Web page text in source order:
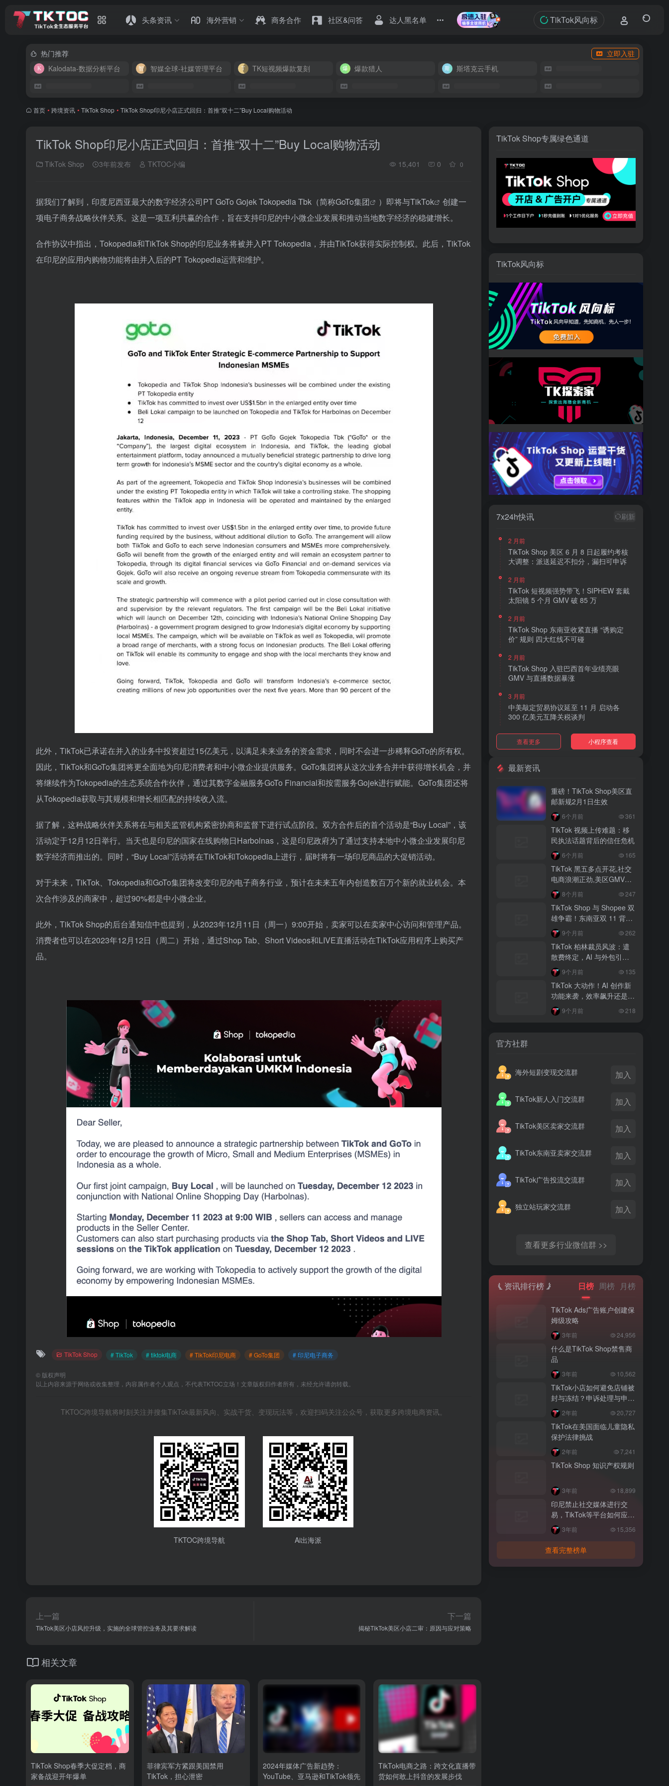
头条资讯 海外营销 商务合作 社区&问答 达人黑名单 TikTok风向标
热门推荐
立即入驻
Kalodata-数据分析平台
智媒全球-社媒管理平台 TK短视频爆款复刻 爆款猎人 斯塔克云手机
首页 • 跨境资讯 • TikTok Shop • TikTok Shop印尼小店正式回归：首推“双十二”Buy Local购物活动
TikTok Shop印尼小店正式回归：首推“双十二”Buy Local购物活动
TikTok Shop 3年前发布 TKTOC小编 15,401 0 0
据我们了解到，印度尼西亚最大的数字经济公司PT GoTo Gojek Tokopedia Tbk（简称GoTo集团 ）即将与TikTok
创建一
项电子商务战略伙伴关系。这是一项互利共赢的合作，旨在支持印尼的中小微企业发展和推动当地数字经济的稳健增长。
合作协议中指出，Tokopedia和TikTok Shop的印尼业务将被并入PT Tokopedia，并由TikTok获得实际控制权。此后，TikTok
在印尼的应用内购物功能将由并入后的PT Tokopedia运营和维护。
此外，TikTok已承诺在并入的业务中投资超过15亿美元，以满足未来业务的资金需求，同时不会进一步稀释GoTo的所有权。
因此，TikTok和GoTo集团将更全面地为印尼消费者和中小微企业提供服务。GoTo集团将从这次业务合并中获得增长机会，并
将继续作为Tokopedia的生态系统合作伙伴，通过其数字金融服务GoTo Financial和按需服务Gojek进行赋能。GoTo集团还将
从Tokopedia获取与其规模和增长相匹配的持续收入流。
据了解，这种战略伙伴关系将在与相关监管机构紧密协商和监督下进行试点阶段。双方合作后的首个活动是“Buy Local”，该
活动定于12月12日举行。当天也是印尼的国家在线购物日Harbolnas，这是印尼政府为了通过支持本地中小微企业发展印尼
数字经济而推出的。同时，“Buy Local”活动将在TikTok和Tokopedia上进行，届时将有一场印尼商品的大促销活动。
对于未来，TikTok、Tokopedia和GoTo集团将改变印尼的电子商务行业，预计在未来五年内创造数百万个新的就业机会。本
次合作涉及的商家中，超过90%都是中小微企业。
此外，TikTok Shop的后台通知信中也提到，从2023年12月11日（周一）9:00开始，卖家可以在卖家中心访问和管理产品。
消费者也可以在2023年12月12日（周二）开始，通过Shop Tab、Short Videos和LIVE直播活动在TikTok应用程序上购买产
品。
TikTok Shop # TikTok # tiktok电商 # TikTok印尼电商 # GoTo集团 # 印尼电子商务
© 版权声明
以上内容来源于网络或收集整理，内容属作者个人观点，不代表TKTOC立场！文章版权归作者所有，未经允许请勿转载。
TKTOC跨境导航将时刻关注并搜集TikTok最新风向、实战干货、变现玩法等，欢迎扫码关注公众号，获取更多跨境电商资讯。
TKTOC跨境导航 Ai出海派
上一篇
TikTok美区小店风控升级，实施的全球管控业务及其要求解读
下一篇
揭秘TikTok美区小店二审：原因与应对策略
相关文章
TikTok Shop春季大促定档，商
家备战迎开年爆单
菲律宾军方紧跟美国禁用
TikTok，担心泄密
2024年媒体广告新趋势：
YouTube、亚马逊和TikTok领先
TikTok电商之路：跨文化直播带
货如何敢上抖音的发展步伐
TikTok Shop专属绿色通道
TikTok风向标
7x24h快讯 刷新
2 月前
TikTok Shop 美区 6 月 8 日起履约考核
大调整：派送延迟不扣分，漏扫可申诉
2 月前
TikTok 短视频强势带飞！SIPHEW 套戴
太阳镜 5 个月 GMV 破 85 万
2 月前
TikTok Shop 东南亚收紧直播 “诱购定
价” 规则 四大红线不可碰
2 月前
TikTok Shop 入驻巴西首年业绩亮眼
GMV 与直播数据暴涨
3 月前
中美敲定贸易协议延至 11 月 启动各
300 亿美元互降关税谈判
3 月前
TikTok Shop 上线 “三日达” 标签 履约
3 月前
AI 购物代理化趋势明显 30% 美国消费
者接受 AI 代下单
3 月前
TikTok Shop 爱尔兰全面开放入驻 本土
品牌可零门槛开店
音乐节降噪耳塞风靡欧美 DTC 品牌单日
营收突破 200 万元
越南监管出手核查Shopee、TikTok
Shop涨价行为，佣金调整遭调查
TikTok Shop 印尼推出出海项目 助力本
土品牌开拓东南亚市场
TikTok Shop 英美周榜出炉 美妆家居成
查看更多 小程序查看
最新资讯
重磅！TikTok Shop美区直
邮新规2月1日生效
6个月前 361
TikTok 视频上传难题：移
民执法话题背后的信任危机
6个月前 165
TikTok 黑五多点开花,社交
电商浪潮正劲,美区GMV突
破35亿8个月前 247
TikTok Shop 与 Shopee 双
雄争霸！东南亚双 11 背后
的内容电商新战局
9个月前 262
TikTok 柏林裁员风波：遣
散费终定，AI 与外包引发
的行业思考
9个月前 135
TikTok 大动作！AI 创作新
功能来袭，效率飙升还是体
验灾难？
9个月前 218
官方社群
海外短剧变现交流群 加入
TikTok新人入门交流群 加入
TikTok美区卖家交流群 加入
TikTok东南亚卖家交流群 加入
TikTok广告投流交流群 加入
独立站玩家交流群 加入
查看更多行业微信群 >>
资讯排行榜 日榜 周榜 月榜
TikTok Ads广告账户创建保
姆级攻略
3年前 24,956
什么是TikTok Shop禁售商
品
3年前 10,562
TikTok小店如何避免店铺被
封与冻结？申诉处理与申诉
策略 2年前 20,727
TikTok在美国面临儿童隐私
保护法律挑战
2年前 7,241
TikTok Shop 知识产权规则
3年前 18,899
印尼禁止社交媒体进行交
易，TikTok等平台如何应
对？ 3年前 15,356
查看完整榜单